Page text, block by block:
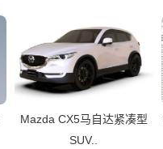
Mazda CX5马自达紧凑型
SUV..